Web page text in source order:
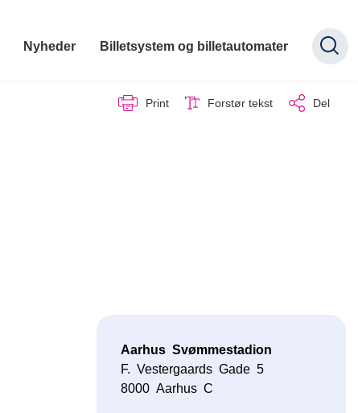
Nyheder Billetsystem og billetautomater
Print Forstør tekst Del
Aarhus Svømmestadion
F. Vestergaards Gade 5
8000 Aarhus C